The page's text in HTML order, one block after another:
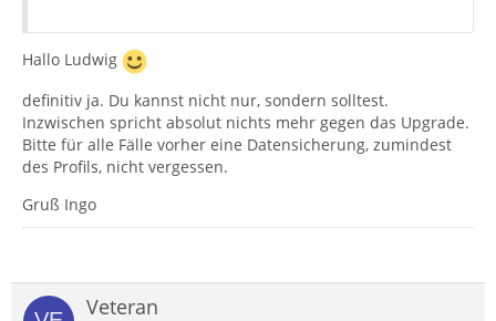
Hallo Ludwig
definitiv ja. Du kannst nicht nur, sondern solltest.
Inzwischen spricht absolut nichts mehr gegen das Upgrade.
Bitte für alle Fälle vorher eine Datensicherung, zumindest
des Profils, nicht vergessen.
Gruß Ingo
Veteran